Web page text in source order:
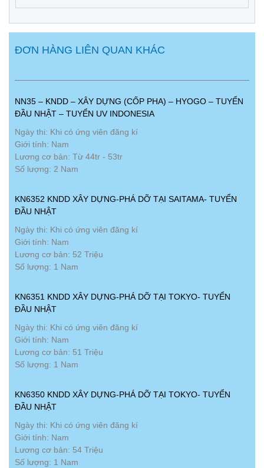
ĐƠN HÀNG LIÊN QUAN KHÁC
NN35 – KNDD – XÂY DỰNG (CỐP PHA) – HYOGO – TUYỂN
ĐẦU NHẬT – TUYỂN UV INDONESIA
Ngày thi: Khi có ứng viên đăng kí
Giới tính: Nam
Lương cơ bản: Từ 44tr - 53tr
Số lượng: 2 Nam
KN6352 KNDD XÂY DỰNG-PHÁ DỠ TẠI SAITAMA- TUYỂN
ĐẦU NHẬT
Ngày thi: Khi có ứng viên đăng kí
Giới tính: Nam
Lương cơ bản: 52 Triệu
Số lượng: 1 Nam
KN6351 KNDD XÂY DỰNG-PHÁ DỠ TẠI TOKYO- TUYỂN
ĐẦU NHẬT
Ngày thi: Khi có ứng viên đăng kí
Giới tính: Nam
Lương cơ bản: 51 Triệu
Số lượng: 1 Nam
KN6350 KNDD XÂY DỰNG-PHÁ DỠ TẠI TOKYO- TUYỂN
ĐẦU NHẬT
Ngày thi: Khi có ứng viên đăng kí
Giới tính: Nam
Lương cơ bản: 54 Triệu
Số lượng: 1 Nam